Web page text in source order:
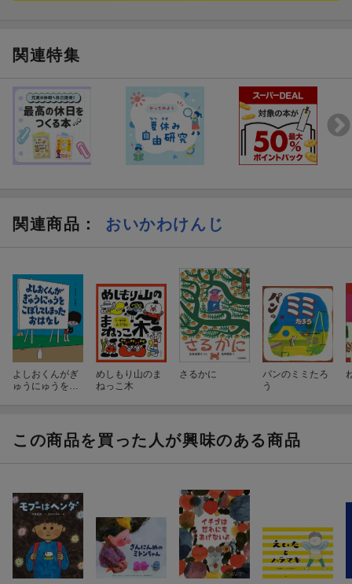
いるのが好きなんです。案外、歯ブラシさんに憧れていて、ひ
ょっとし
た歯ブラシさんになりたい（？）のかもしれませんね！
愛嬌のある可愛い絵なので、読んでいるとしらないうちに、な
りたく
関連特集
関連商品 ： おいかわけんじ
よしおくんがぎ
ゅうにゅうをこ
めしもり山のま
ねっこ木
さるかに
パンのミミたろ
う
この商品を買った人が興味のある商品